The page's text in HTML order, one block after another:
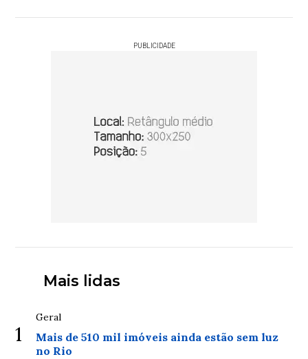
PUBLICIDADE
Mais lidas
1
Geral
Mais de 510 mil imóveis ainda estão sem luz
no Rio